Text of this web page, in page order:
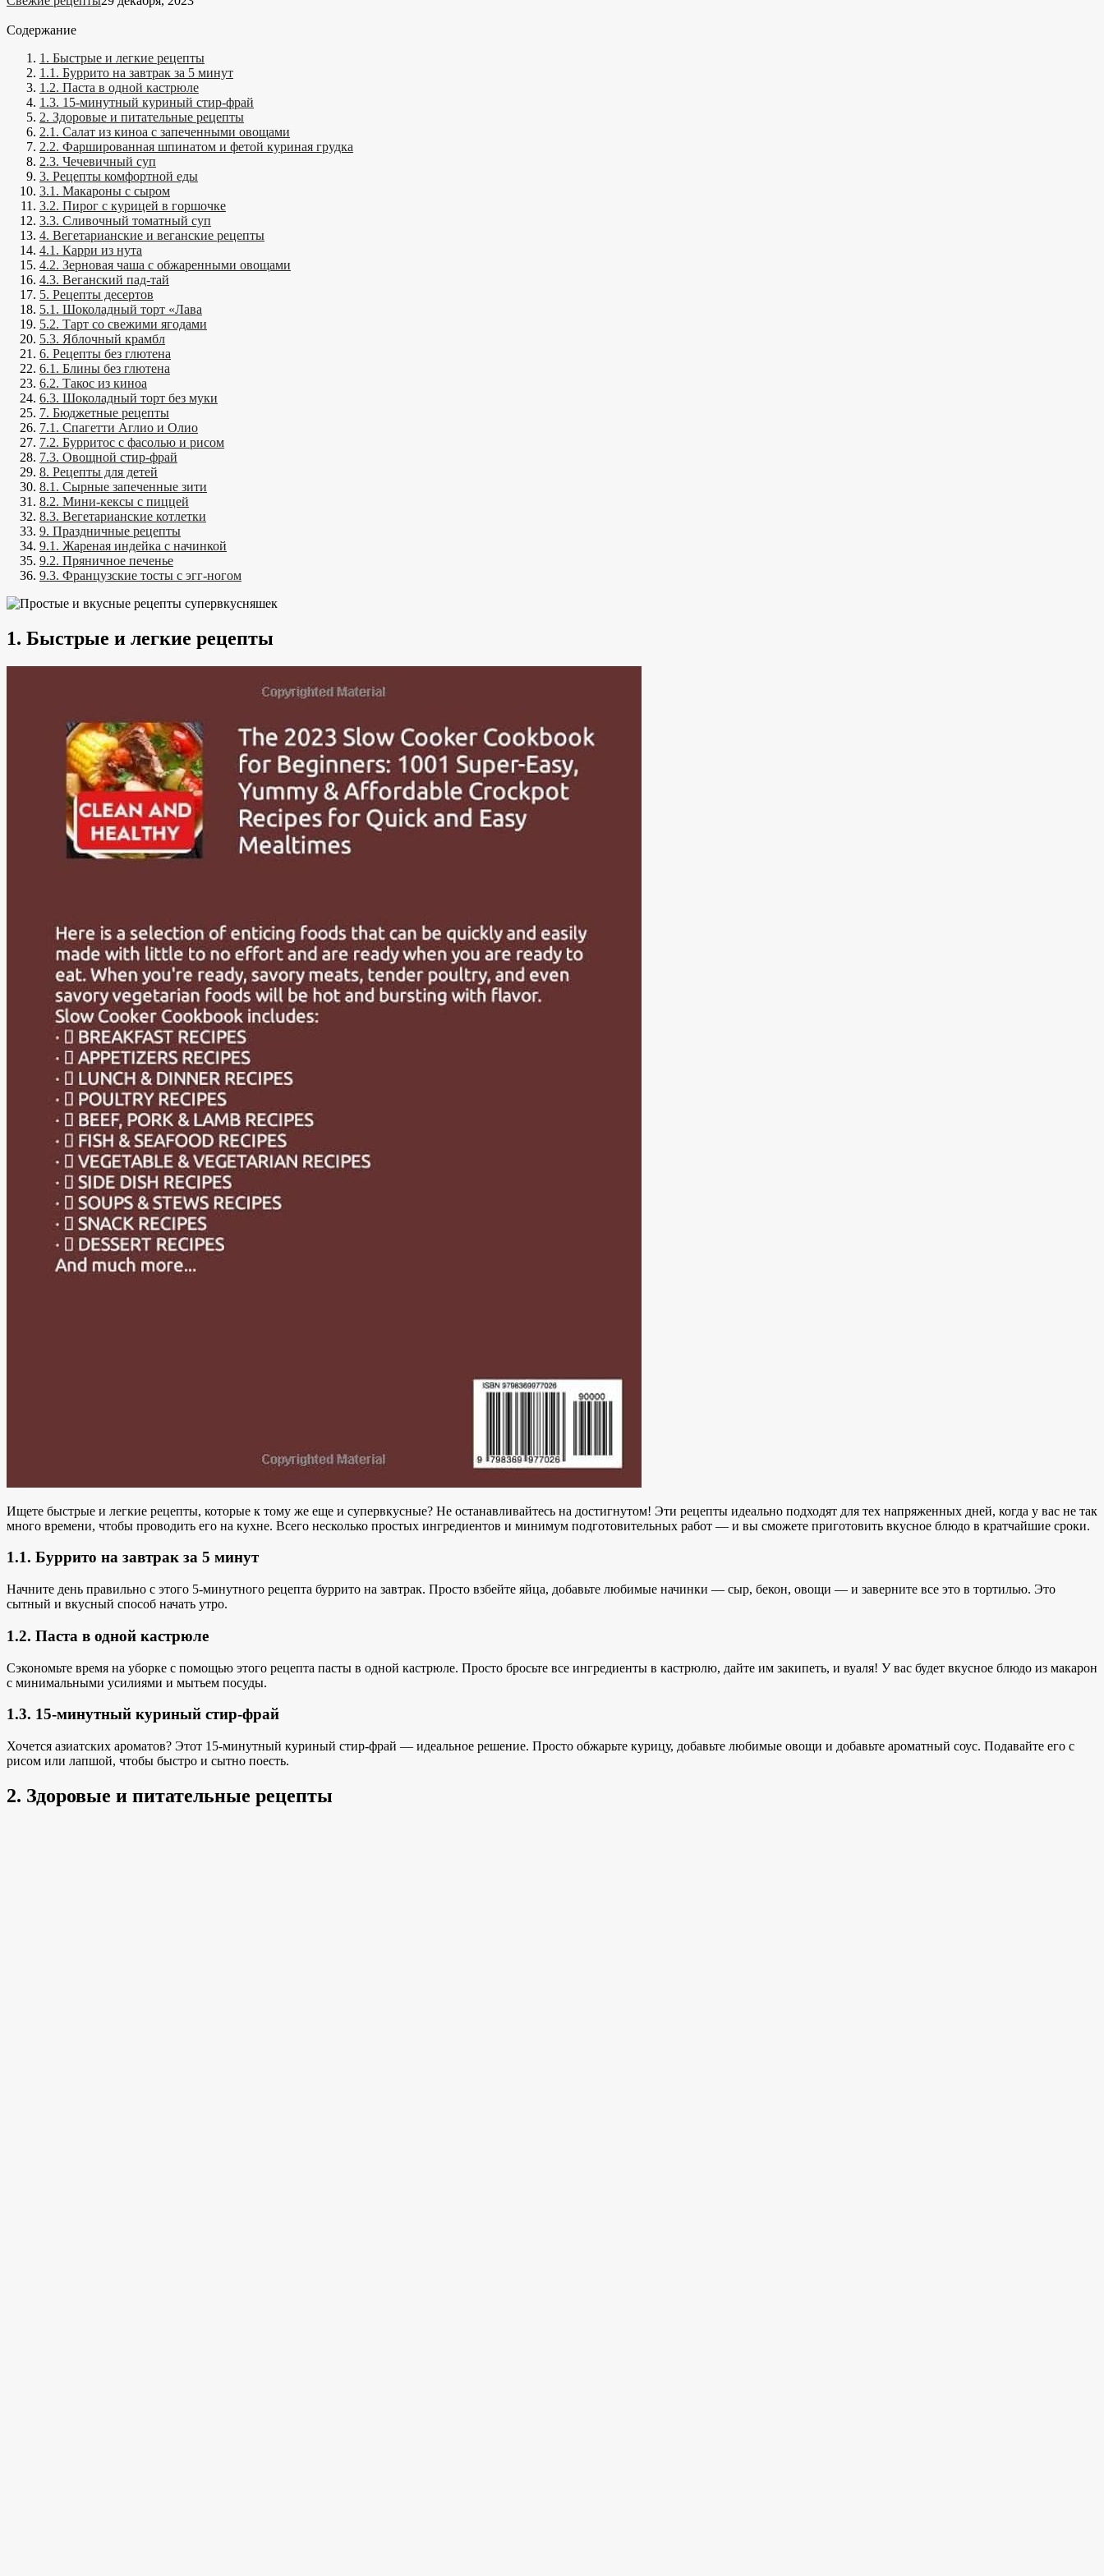
Содержание
1. Быстрые и легкие рецепты
1.1. Буррито на завтрак за 5 минут
1.2. Паста в одной кастрюле
1.3. 15-минутный куриный стир-фрай
2. Здоровые и питательные рецепты
2.1. Салат из киноа с запеченными овощами
2.2. Фаршированная шпинатом и фетой куриная грудка
2.3. Чечевичный суп
3. Рецепты комфортной еды
3.1. Макароны с сыром
3.2. Пирог с курицей в горшочке
3.3. Сливочный томатный суп
4. Вегетарианские и веганские рецепты
4.1. Карри из нута
4.2. Зерновая чаша с обжаренными овощами
4.3. Веганский пад-тай
5. Рецепты десертов
5.1. Шоколадный торт «Лава
5.2. Тарт со свежими ягодами
5.3. Яблочный крамбл
6. Рецепты без глютена
6.1. Блины без глютена
6.2. Такос из киноа
6.3. Шоколадный торт без муки
7. Бюджетные рецепты
7.1. Спагетти Аглио и Олио
7.2. Бурритос с фасолью и рисом
7.3. Овощной стир-фрай
8. Рецепты для детей
8.1. Сырные запеченные зити
8.2. Мини-кексы с пиццей
8.3. Вегетарианские котлетки
9. Праздничные рецепты
9.1. Жареная индейка с начинкой
9.2. Пряничное печенье
9.3. Французские тосты с эгг-ногом
1. Быстрые и легкие рецепты
Ищете быстрые и легкие рецепты, которые к тому же еще и супервкусные? Не останавливайтесь на достигнутом! Эти рецепты идеально подходят для тех напряженных дней, когда у вас не так
много времени, чтобы проводить его на кухне. Всего несколько простых ингредиентов и минимум подготовительных работ — и вы сможете приготовить вкусное блюдо в кратчайшие сроки.
1.1. Буррито на завтрак за 5 минут
Начните день правильно с этого 5-минутного рецепта буррито на завтрак. Просто взбейте яйца, добавьте любимые начинки — сыр, бекон, овощи — и заверните все это в тортилью. Это
сытный и вкусный способ начать утро.
1.2. Паста в одной кастрюле
Сэкономьте время на уборке с помощью этого рецепта пасты в одной кастрюле. Просто бросьте все ингредиенты в кастрюлю, дайте им закипеть, и вуаля! У вас будет вкусное блюдо из макарон
с минимальными усилиями и мытьем посуды.
1.3. 15-минутный куриный стир-фрай
Хочется азиатских ароматов? Этот 15-минутный куриный стир-фрай — идеальное решение. Просто обжарьте курицу, добавьте любимые овощи и добавьте ароматный соус. Подавайте его с
рисом или лапшой, чтобы быстро и сытно поесть.
2. Здоровые и питательные рецепты